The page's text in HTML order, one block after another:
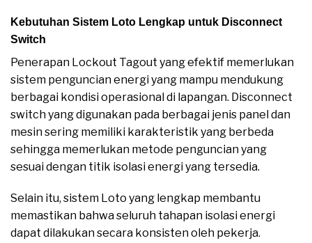
Kebutuhan Sistem Loto Lengkap untuk Disconnect
Switch
Penerapan Lockout Tagout yang efektif memerlukan
sistem penguncian energi yang mampu mendukung
berbagai kondisi operasional di lapangan. Disconnect
switch yang digunakan pada berbagai jenis panel dan
mesin sering memiliki karakteristik yang berbeda
sehingga memerlukan metode penguncian yang
sesuai dengan titik isolasi energi yang tersedia.
Selain itu, sistem Loto yang lengkap membantu
memastikan bahwa seluruh tahapan isolasi energi
dapat dilakukan secara konsisten oleh pekerja.